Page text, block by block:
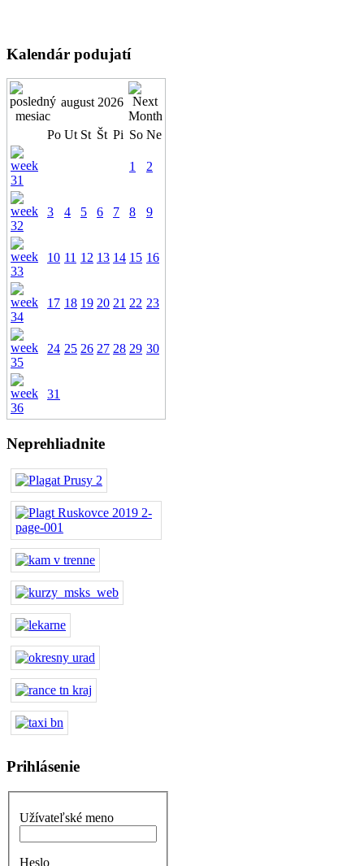
Kalendár podujatí
august 2026
Po Ut St Št Pi So Ne
1 2
3 4 5 6 7 8 9
10 11 12 13 14 15 16
17 18 19 20 21 22 23
24 25 26 27 28 29 30
31
Neprehliadnite
Prihlásenie
Užívateľské meno
Heslo